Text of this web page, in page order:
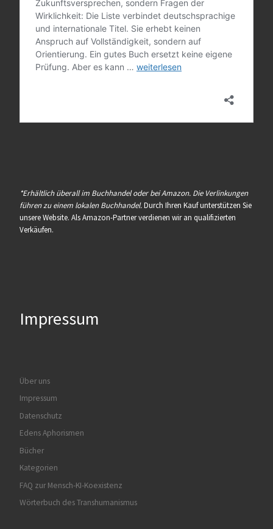
*Erhältlich überall im Buchhandel oder bei Amazon. Die Verlinkungen
führen zu einem lokalen Buchhandel.Durch Ihren Kauf unterstützen Sie
unsere Website. Als Amazon-Partner verdienen wir an qualifizierten
Verkäufen.
Impressum
Über uns
Impressum
Datenschutz
Edens Aphorismen
Bücher
Kategorien
FAQ zur Mensch-KI-Koexistenz
Wörterbuch des Transhumanismus